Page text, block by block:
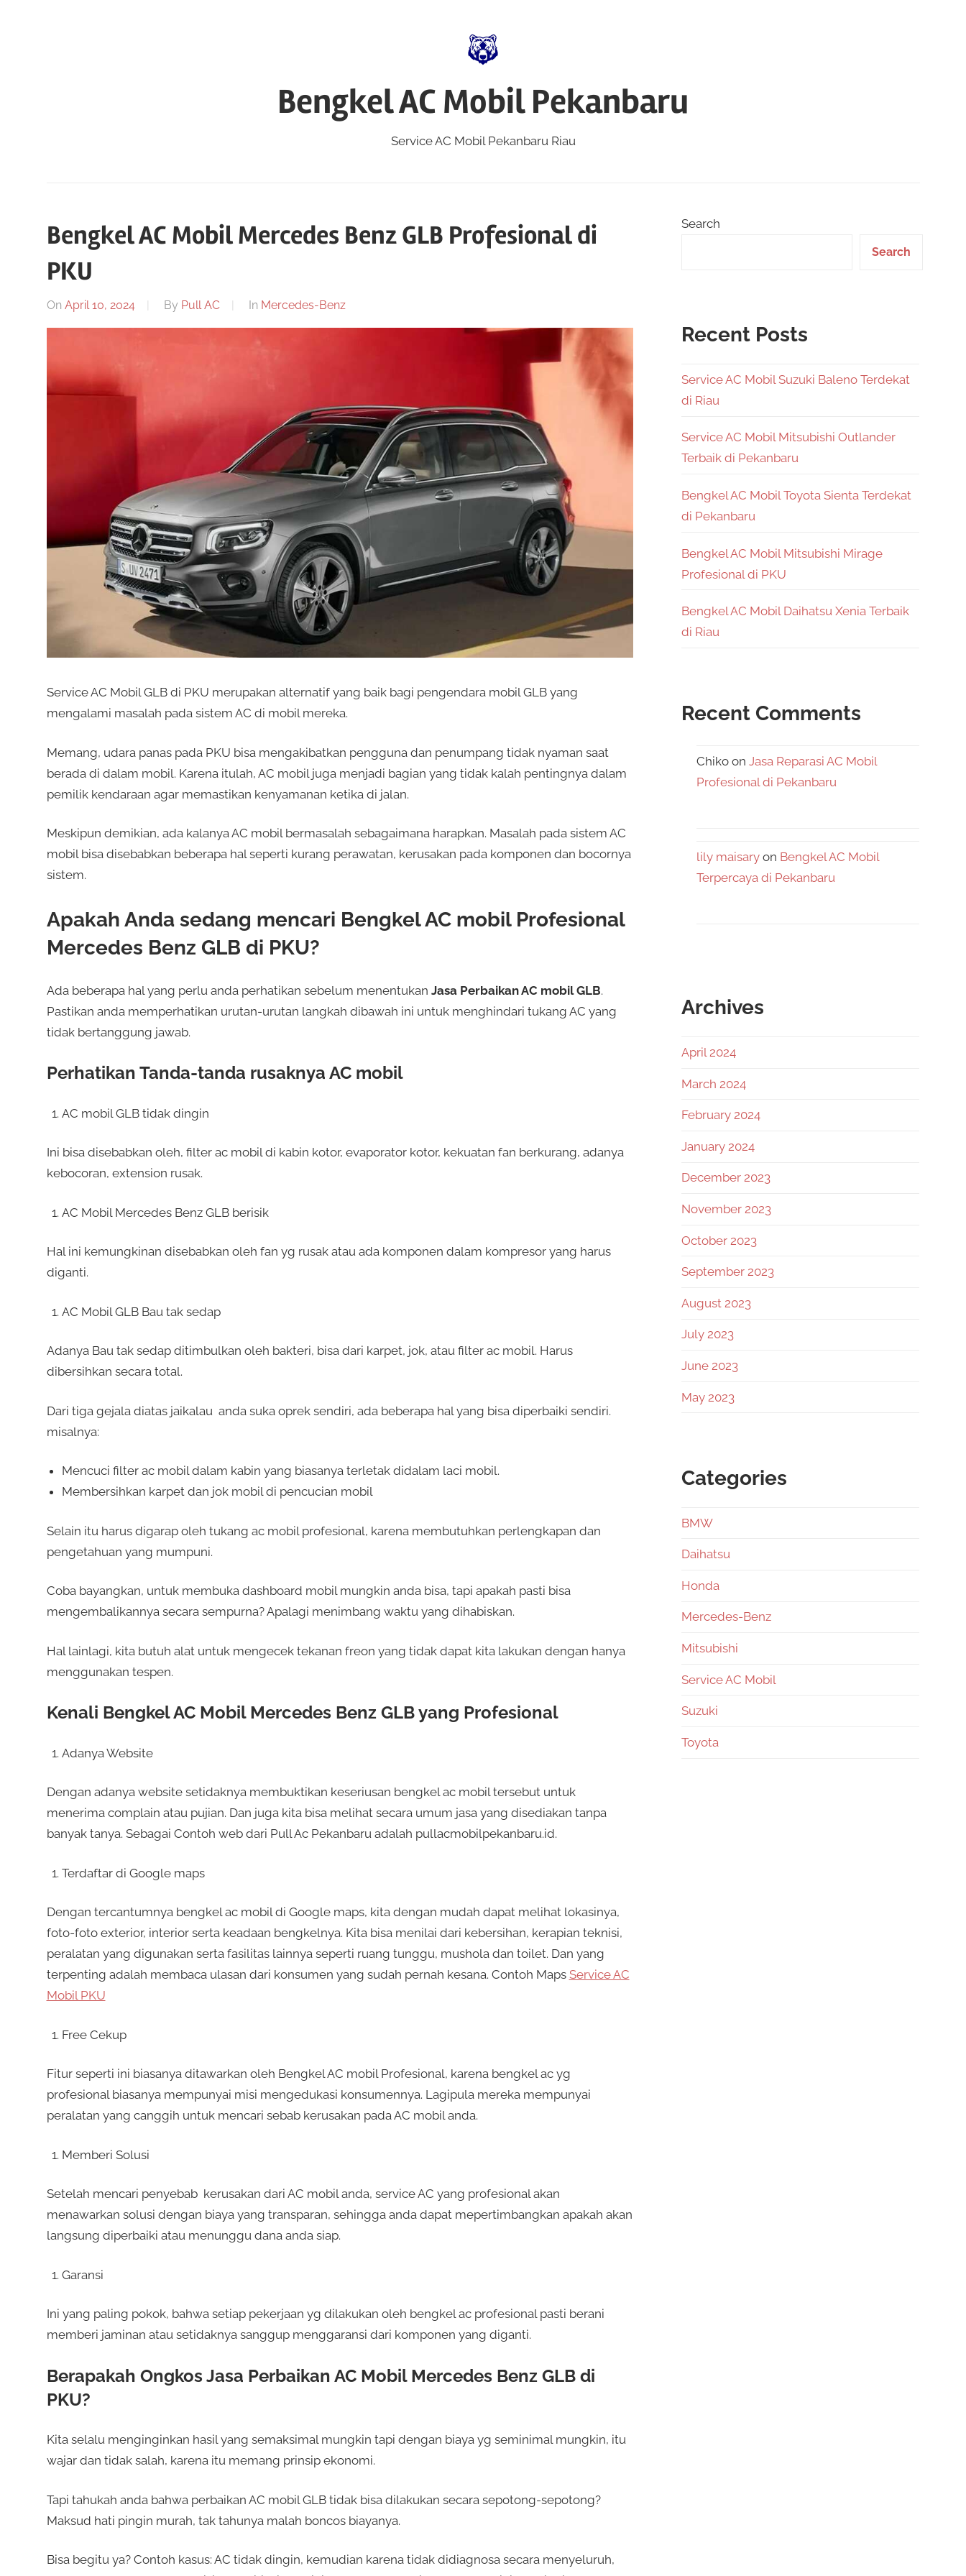
Bengkel AC Mobil Pekanbaru
Service AC Mobil Pekanbaru Riau
Bengkel AC Mobil Mercedes Benz GLB Profesional di
PKU
On April 10, 2024 By Pull AC In Mercedes-Benz
Service AC Mobil GLB di PKU merupakan alternatif yang baik bagi pengendara mobil GLB yang
mengalami masalah pada sistem AC di mobil mereka.
Memang, udara panas pada PKU bisa mengakibatkan pengguna dan penumpang tidak nyaman saat
berada di dalam mobil. Karena itulah, AC mobil juga menjadi bagian yang tidak kalah pentingnya dalam
pemilik kendaraan agar memastikan kenyamanan ketika di jalan.
Meskipun demikian, ada kalanya AC mobil bermasalah sebagaimana harapkan. Masalah pada sistem AC
mobil bisa disebabkan beberapa hal seperti kurang perawatan, kerusakan pada komponen dan bocornya
sistem.
Apakah Anda sedang mencari Bengkel AC mobil Profesional
Mercedes Benz GLB di PKU?
Ada beberapa hal yang perlu anda perhatikan sebelum menentukan Jasa Perbaikan AC mobil GLB.
Pastikan anda memperhatikan urutan-urutan langkah dibawah ini untuk menghindari tukang AC yang
tidak bertanggung jawab.
Perhatikan Tanda-tanda rusaknya AC mobil
AC mobil GLB tidak dingin
Ini bisa disebabkan oleh, filter ac mobil di kabin kotor, evaporator kotor, kekuatan fan berkurang, adanya
kebocoran, extension rusak.
AC Mobil Mercedes Benz GLB berisik
Hal ini kemungkinan disebabkan oleh fan yg rusak atau ada komponen dalam kompresor yang harus
diganti.
AC Mobil GLB Bau tak sedap
Adanya Bau tak sedap ditimbulkan oleh bakteri, bisa dari karpet, jok, atau filter ac mobil. Harus
dibersihkan secara total.
Dari tiga gejala diatas jaikalau anda suka oprek sendiri, ada beberapa hal yang bisa diperbaiki sendiri.
misalnya:
Mencuci filter ac mobil dalam kabin yang biasanya terletak didalam laci mobil.
Membersihkan karpet dan jok mobil di pencucian mobil
Selain itu harus digarap oleh tukang ac mobil profesional, karena membutuhkan perlengkapan dan
pengetahuan yang mumpuni.
Coba bayangkan, untuk membuka dashboard mobil mungkin anda bisa, tapi apakah pasti bisa
mengembalikannya secara sempurna? Apalagi menimbang waktu yang dihabiskan.
Hal lainlagi, kita butuh alat untuk mengecek tekanan freon yang tidak dapat kita lakukan dengan hanya
menggunakan tespen.
Kenali Bengkel AC Mobil Mercedes Benz GLB yang Profesional
Adanya Website
Dengan adanya website setidaknya membuktikan keseriusan bengkel ac mobil tersebut untuk
menerima complain atau pujian. Dan juga kita bisa melihat secara umum jasa yang disediakan tanpa
banyak tanya. Sebagai Contoh web dari Pull Ac Pekanbaru adalah pullacmobilpekanbaru.id.
Terdaftar di Google maps
Dengan tercantumnya bengkel ac mobil di Google maps, kita dengan mudah dapat melihat lokasinya,
foto-foto exterior, interior serta keadaan bengkelnya. Kita bisa menilai dari kebersihan, kerapian teknisi,
peralatan yang digunakan serta fasilitas lainnya seperti ruang tunggu, mushola dan toilet. Dan yang
terpenting adalah membaca ulasan dari konsumen yang sudah pernah kesana. Contoh Maps Service AC
Mobil PKU
Free Cekup
Fitur seperti ini biasanya ditawarkan oleh Bengkel AC mobil Profesional, karena bengkel ac yg
profesional biasanya mempunyai misi mengedukasi konsumennya. Lagipula mereka mempunyai
peralatan yang canggih untuk mencari sebab kerusakan pada AC mobil anda.
Memberi Solusi
Setelah mencari penyebab kerusakan dari AC mobil anda, service AC yang profesional akan
menawarkan solusi dengan biaya yang transparan, sehingga anda dapat mepertimbangkan apakah akan
langsung diperbaiki atau menunggu dana anda siap.
Garansi
Ini yang paling pokok, bahwa setiap pekerjaan yg dilakukan oleh bengkel ac profesional pasti berani
memberi jaminan atau setidaknya sanggup menggaransi dari komponen yang diganti.
Berapakah Ongkos Jasa Perbaikan AC Mobil Mercedes Benz GLB di
PKU?
Kita selalu menginginkan hasil yang semaksimal mungkin tapi dengan biaya yg seminimal mungkin, itu
wajar dan tidak salah, karena itu memang prinsip ekonomi.
Tapi tahukah anda bahwa perbaikan AC mobil GLB tidak bisa dilakukan secara sepotong-sepotong?
Maksud hati pingin murah, tak tahunya malah boncos biayanya.
Bisa begitu ya? Contoh kasus: AC tidak dingin, kemudian karena tidak didiagnosa secara menyeluruh,
Search
Search
Recent Posts
Service AC Mobil Suzuki Baleno Terdekat
di Riau
Service AC Mobil Mitsubishi Outlander
Terbaik di Pekanbaru
Bengkel AC Mobil Toyota Sienta Terdekat
di Pekanbaru
Bengkel AC Mobil Mitsubishi Mirage
Profesional di PKU
Bengkel AC Mobil Daihatsu Xenia Terbaik
di Riau
Recent Comments
Chiko onJasa Reparasi AC Mobil
Profesional di Pekanbaru
lily maisary on Bengkel AC Mobil
Terpercaya di Pekanbaru
Archives
April 2024
March 2024
February 2024
January 2024
December 2023
November 2023
October 2023
September 2023
August 2023
July 2023
June 2023
May 2023
Categories
BMW
Daihatsu
Honda
Mercedes-Benz
Mitsubishi
Service AC Mobil
Suzuki
Toyota